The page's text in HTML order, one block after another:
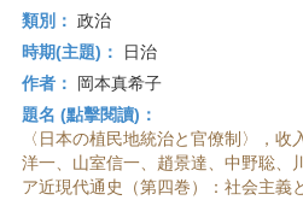
類別： 政治
時期(主題)：
日治
作者：
岡本真希子
題名 (點擊閱讀)：
〈日本の植民地統治と官僚制〉，
洋一、山室信一、趙景達、中野聡、
ア近現代通史（第四巻）：社会主義